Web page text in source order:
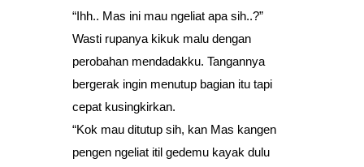
“Ihh.. Mas ini mau ngeliat apa sih..?”
Wasti rupanya kikuk malu dengan
perobahan mendadakku. Tangannya
bergerak ingin menutup bagian itu tapi
cepat kusingkirkan.
“Kok mau ditutup sih, kan Mas kangen
pengen ngeliat itil gedemu kayak dulu